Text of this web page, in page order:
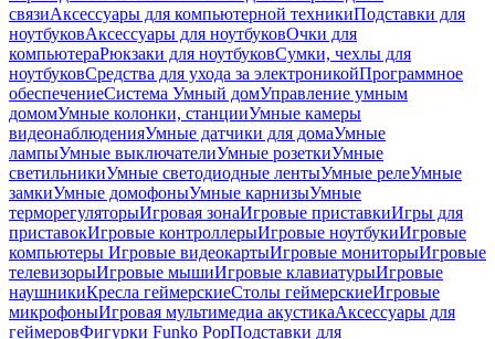
связиАксессуары для компьютерной техникиПодставки для
ноутбуковАксессуары для ноутбуковОчки для
компьютераРюкзаки для ноутбуковСумки, чехлы для
ноутбуковСредства для ухода за электроникойПрограммное
обеспечениеСистема Умный домУправление умным
домомУмные колонки, станцииУмные камеры
видеонаблюденияУмные датчики для домаУмные
лампыУмные выключателиУмные розеткиУмные
светильникиУмные светодиодные лентыУмные релеУмные
замкиУмные домофоныУмные карнизыУмные
терморегуляторыИгровая зонаИгровые приставкиИгры для
приставокИгровые контроллерыИгровые ноутбукиИгровые
компьютеры Игровые видеокартыИгровые мониторыИгровые
телевизорыИгровые мышиИгровые клавиатурыИгровые
наушникиКресла геймерскиеСтолы геймерскиеИгровые
микрофоныИгровая мультимедиа акустикаАксессуары для
геймеровФигурки Funko PopПодставки для